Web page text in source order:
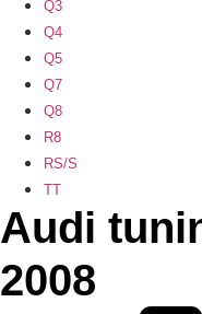
Q3
Q4
Q5
Q7
Q8
R8
RS/S
TT
Audi
2008